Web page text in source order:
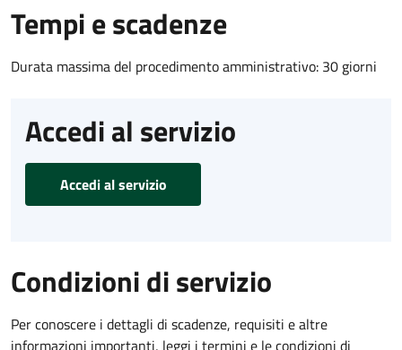
Tempi e scadenze
Durata massima del procedimento amministrativo: 30 giorni
Accedi al servizio
Accedi al servizio
Condizioni di servizio
Per conoscere i dettagli di scadenze, requisiti e altre
informazioni importanti, leggi i termini e le condizioni di